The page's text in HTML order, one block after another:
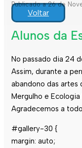
Publicado a 26 de
Voltar
Alunos da
No passado dia 24
Assim, durante a
abandono das
Mergulho e Ecologia
Agradecemos a
#gallery-30 {
margin: auto;